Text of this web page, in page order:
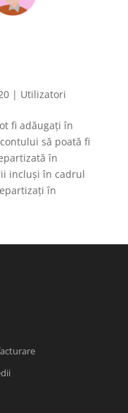
| Utilizatori
fi adăugați în
să poată fi
în
incluși în cadrul
în